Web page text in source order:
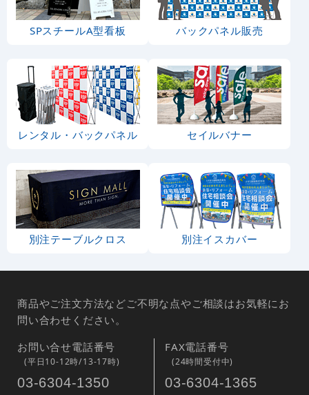
SPスチールA型看板 バックパネル販売
レンタル・バックパネル セイルバナー
別注テーブルクロス 別注イスカバー
商品やご注文方法などご不明な点やご相談はお気軽にお
問い合わせください。
お問い合せ電話番号
(平日10-12時/13-17時)
03-6304-1350
FAX電話番号
(24時間受付中)
03-6304-1365